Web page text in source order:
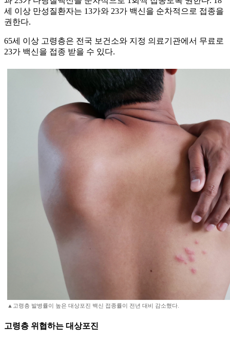
세 이상 만성질환자는 13가와 23가 백신을 순차적으로 접종을
권한다.
65세 이상 고령층은 전국 보건소와 지정 의료기관에서 무료로
23가 백신을 접종 받을 수 있다.
▲고령층 발병률이 높은 대상포진 백신 접종률이 전년 대비 감소했다.
고령층 위협하는 대상포진